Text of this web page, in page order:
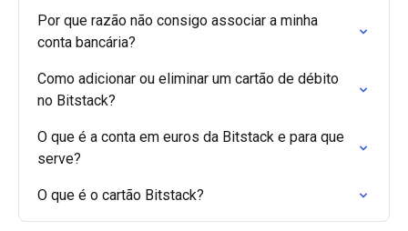
Por que razão não consigo associar a minha
conta bancária?
Como adicionar ou eliminar um cartão de débito
no Bitstack?
O que é a conta em euros da Bitstack e para que
serve?
O que é o cartão Bitstack?